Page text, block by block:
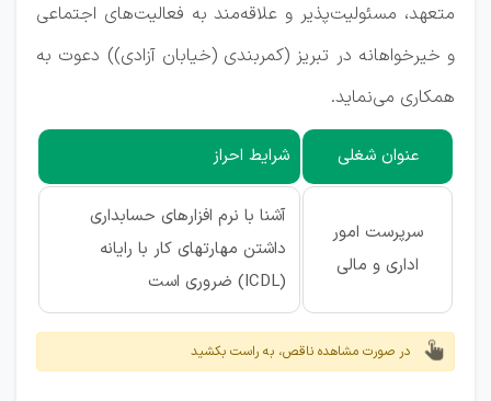
متعهد، مسئولیت‌پذیر و علاقه‌مند به فعالیت‌های اجتماعی
و خیرخواهانه در تبریز (کمربندی (خیابان آزادی)) دعوت به
همکاری می‌نماید.
عنوان شغلی شرایط احراز
سرپرست امور
اداری و مالی
آشنا با نرم افزارهای حسابداری
داشتن مهارتهای کار با رایانه
(ICDL) ضروری است
در صورت مشاهده ناقص، به راست بکشید